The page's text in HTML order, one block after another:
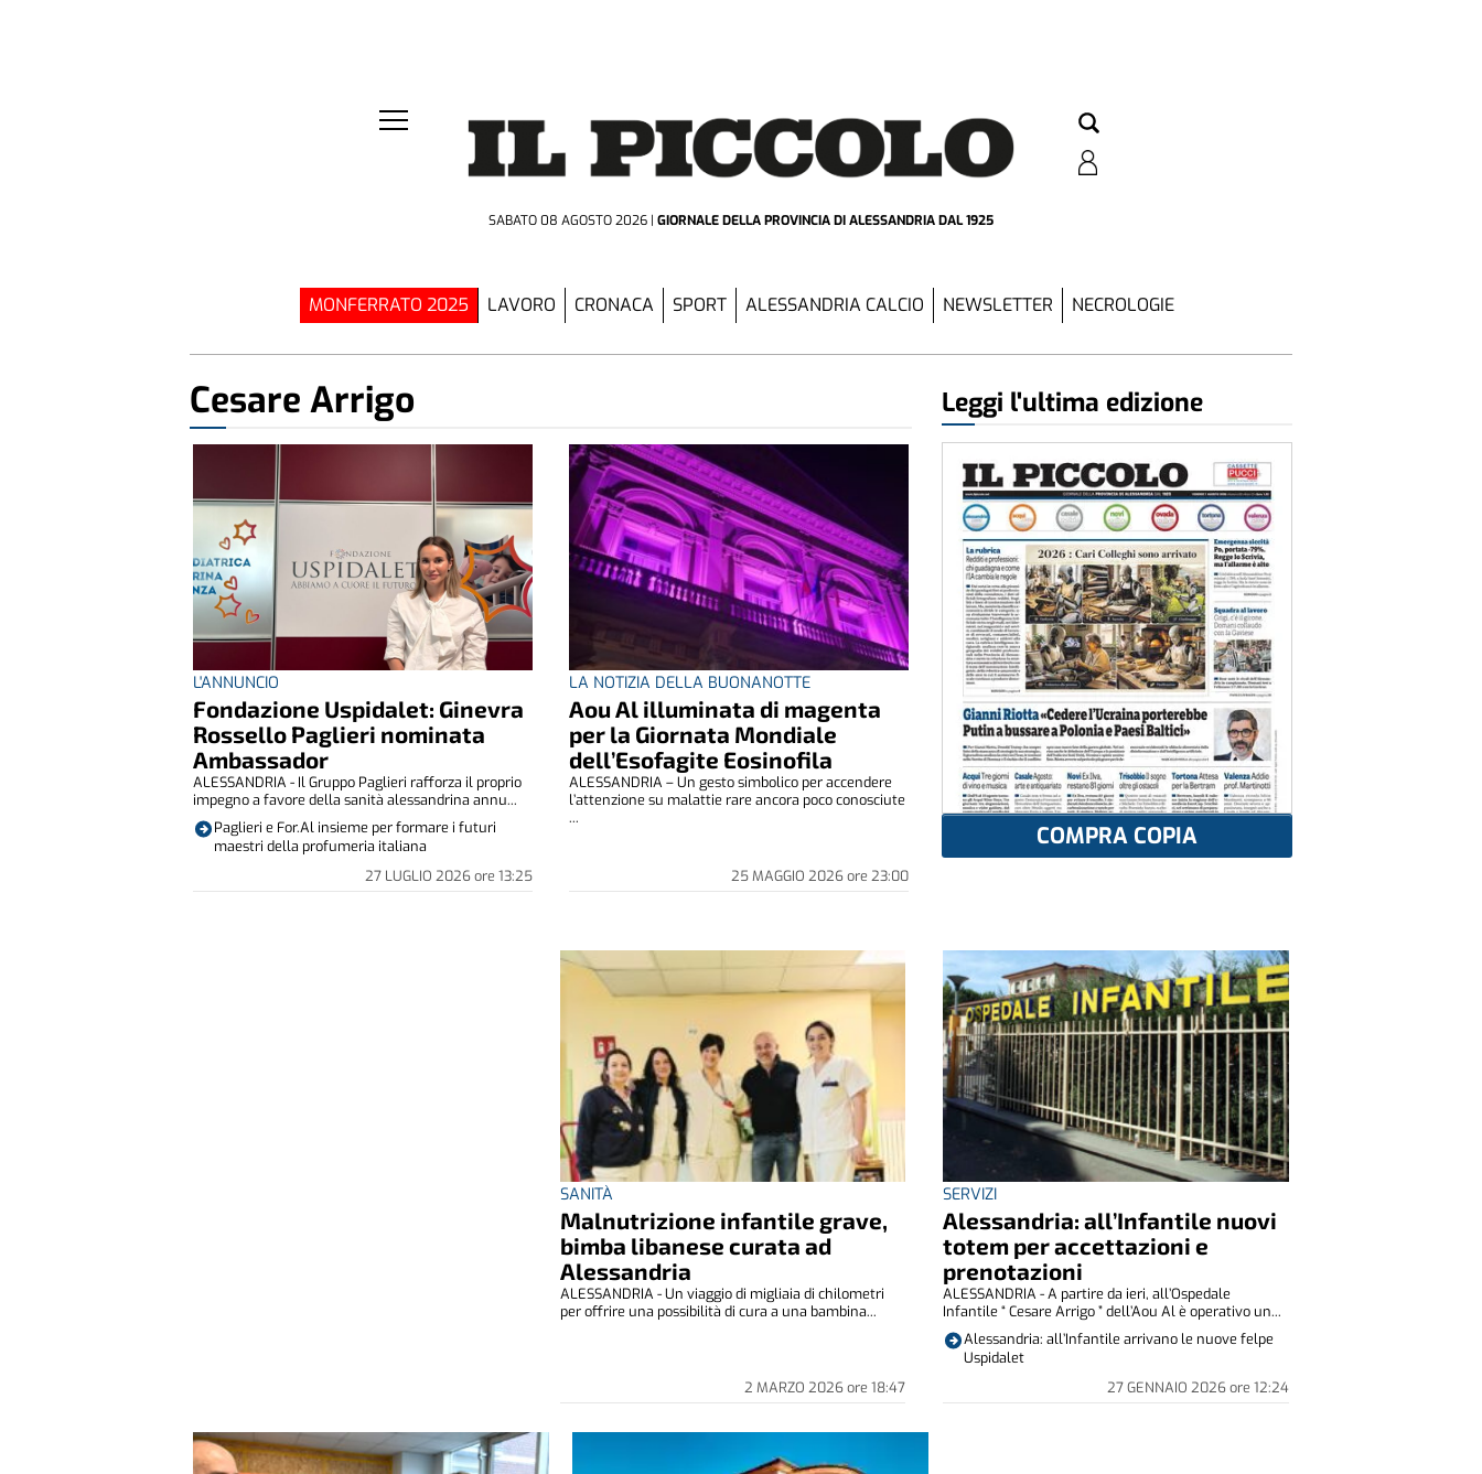
SABATO 08 AGOSTO 2026 GIORNALE DELLA PROVINCIADI ALESSANDRIA DAL 1925
MONFERRATO 2025 LAVORO CRONACA SPORT ALESSANDRIA CALCIO NEWSLETTER NECROLOGIE
Cesare Arrigo
L'ANNUNCIO
Fondazione Uspidalet: Ginevra
Rossello Paglieri nominata
Ambassador
27 LUGLIO 2026ore 13:25
ALESSANDRIA - Il Gruppo Paglieri rafforza il proprio
impegno a favore della sanità alessandrina annu...
Paglieri e For.Al insieme per formare i futuri
maestri della profumeria italiana
LA NOTIZIA DELLA BUONANOTTE
Aou Al illuminata di magenta
per la Giornata Mondiale
dell’Esofagite Eosinofila
25 MAGGIO 2026ore 23:00
ALESSANDRIA – Un gesto simbolico per accendere
l’attenzione su malattie rare ancora poco conosciute
...
Leggi l'ultima edizione
COMPRA COPIA
SANITÀ
Malnutrizione infantile grave,
bimba libanese curata ad
Alessandria
2 MARZO 2026ore 18:47
ALESSANDRIA - Un viaggio di migliaia di chilometri
per offrire una possibilità di cura a una bambina...
SERVIZI
Alessandria: all’Infantile nuovi
totem per accettazioni e
prenotazioni
27 GENNAIO 2026ore 12:24
ALESSANDRIA - A partire da ieri, all’Ospedale
Infantile “ Cesare Arrigo ” dell’Aou Al è operativo un...
Alessandria: all’Infantile arrivano le nuove felpe
Uspidalet